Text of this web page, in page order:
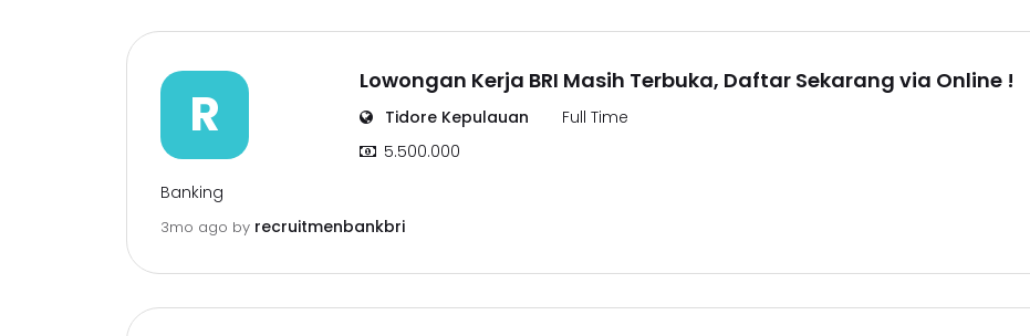
R
Lowongan Kerja BRI Masih Terbuka, Daftar Sekarang via Online !
Tidore Kepulauan
Full Time
5.500.000
Banking
3mo ago by recruitmenbankbri